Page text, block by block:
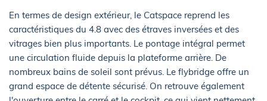
En termes de design extérieur, le Catspace reprend les
caractéristiques du 4.8 avec des étraves inversées et des
vitrages bien plus importants. Le pontage intégral permet
une circulation fluide depuis la plateforme arrière. De
nombreux bains de soleil sont prévus. Le flybridge offre un
grand espace de détente sécurisé. On retrouve également